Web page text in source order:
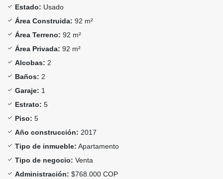
Estado: Usado
Área Construida: 92 m²
Área Terreno: 92 m²
Área Privada: 92 m²
Alcobas: 2
Baños: 2
Garaje: 1
Estrato: 5
Piso: 5
Año construcción: 2017
Tipo de inmueble: Apartamento
Tipo de negocio: Venta
Administración: $768.000 COP